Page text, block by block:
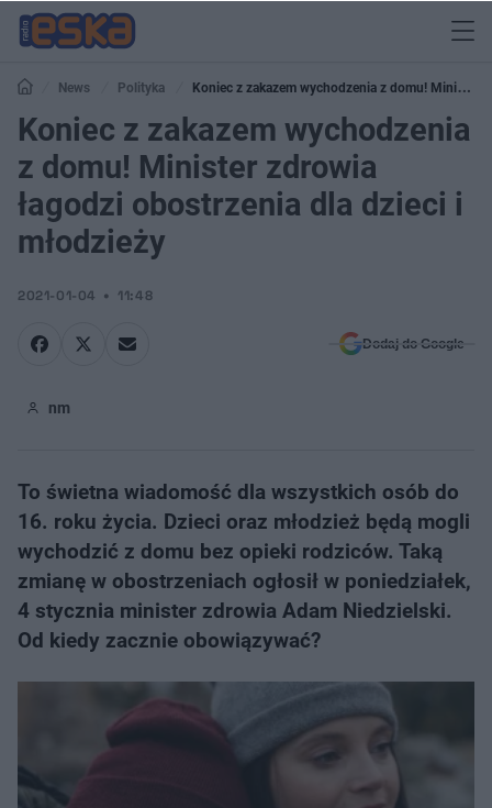
News Polityka
Koniec z zakazem wychodzenia z domu! Minister
zdrowia łagodzi obostrzenia dla dzieci i młodzieży
Koniec z zakazem wychodzenia
z domu! Minister zdrowia
łagodzi obostrzenia dla dzieci i
młodzieży
2021-01-04 11:48
Dodaj do Google
nm
To świetna wiadomość dla wszystkich osób do
16. roku życia. Dzieci oraz młodzież będą mogli
wychodzić z domu bez opieki rodziców. Taką
zmianę w obostrzeniach ogłosił w poniedziałek,
4 stycznia minister zdrowia Adam Niedzielski.
Od kiedy zacznie obowiązywać?